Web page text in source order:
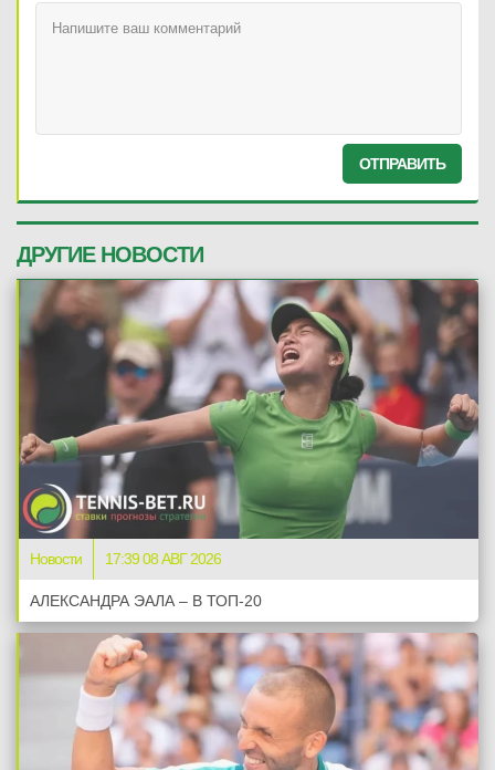
ОТПРАВИТЬ
ДРУГИЕ НОВОСТИ
Новости 17:39 08 АВГ 2026
АЛЕКСАНДРА ЭАЛА – В ТОП-20